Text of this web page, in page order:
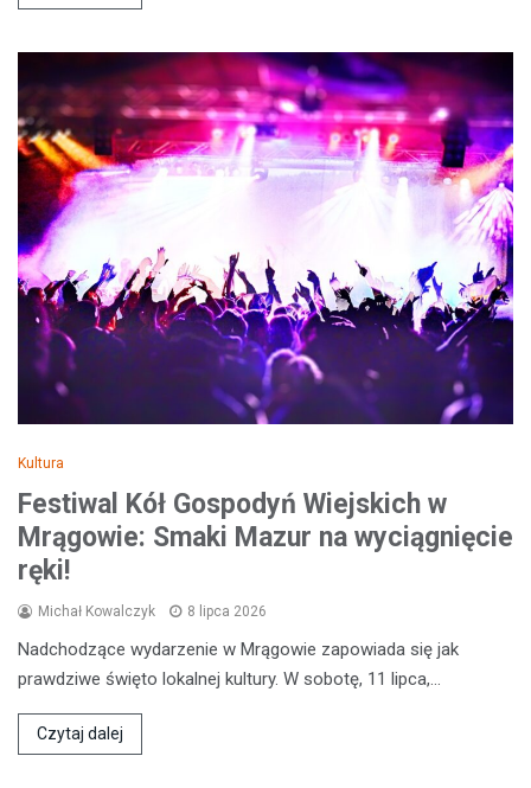
Kultura
Festiwal Kół Gospodyń Wiejskich w
Mrągowie: Smaki Mazur na wyciągnięcie
ręki!
Michał Kowalczyk 8 lipca 2026
Nadchodzące wydarzenie w Mrągowie zapowiada się jak
prawdziwe święto lokalnej kultury. W sobotę, 11 lipca,…
Czytaj dalej